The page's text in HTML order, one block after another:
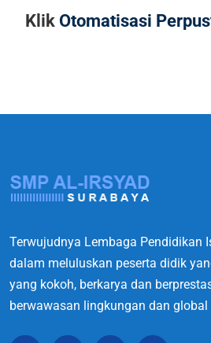
Klik Otomatisasi
Terwujudnya Lembaga Pendidikan
dalam meluluskan peserta didik
yang kokoh, berkarya dan
berwawasan lingkungan dan global